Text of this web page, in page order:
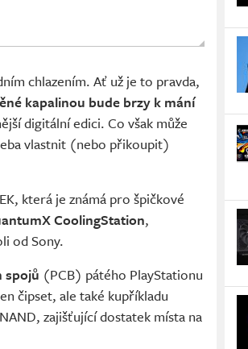
chlazením. Ať už je to pravda,
kapalinou bude brzy k mání
digitální edici. Co však může
vlastnit (nebo přikoupit)
která je známá pro špičkové
CoolingStation,
od Sony.
spojů (PCB) pátého PlayStationu
čipset, ale také kupříkladu
zajišťující dostatek místa na